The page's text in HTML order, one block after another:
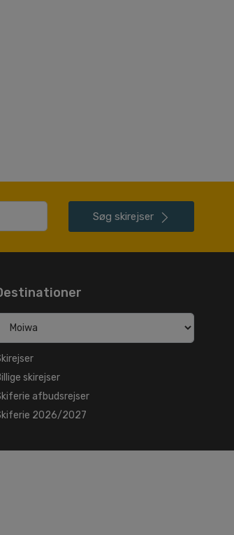
Søg skirejser
skirejser
afbudsrejser
2026/2027